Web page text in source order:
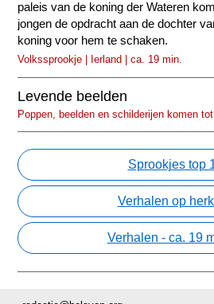
paleis van de koning der Wateren
jongen de opdracht aan de dochter
koning voor hem te schaken.
Volkssprookje | Ierland | ca. 19 min.
Levende beelden
Poppen, beelden en schilderijen komen tot
Sprookjes top
Verhalen op
Verhalen - ca. 19